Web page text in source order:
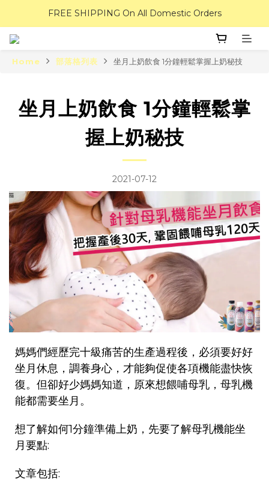
FREE SHIPPING On All Domestic Orders
Home 部落格列表 坐月上奶飲食 1分鐘輕鬆掌握上奶秘技
坐月上奶飲食 1分鐘輕鬆掌
握上奶秘技
2021-07-12
媽媽們經歷完十級痛苦的生產過程後，必須要好好
坐月休息，調養身心，才能夠促使各項機能盡快恢
復。但卻好少媽媽知道，原來想餵哺母乳，母乳機
能都需要坐月。
想了解如何1分鐘準備上奶，先要了解母乳機能坐
月要點:
文章包括: